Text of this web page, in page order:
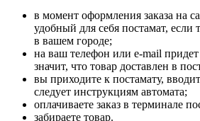
в момент оформления заказа на
удобный для себя постамат, если
в вашем городе;
на ваш телефон или e-mail
значит, что товар доставлен в
вы приходите к постамату,
следует инструкциям автомата;
оплачиваете заказ в терминале
забираете товар.